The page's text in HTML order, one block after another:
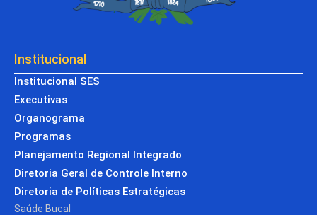
Institucional
Institucional SES
Executivas
Organograma
Programas
Planejamento Regional Integrado
Diretoria Geral de Controle Interno
Diretoria de Políticas Estratégicas
Saúde Bucal